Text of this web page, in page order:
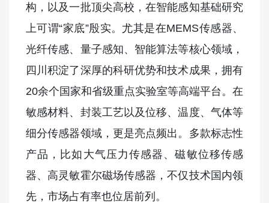
构，以及一批顶尖高校，在智能感知基础研究
上可谓“家底”殷实。尤其是在MEMS传感器、
光纤传感、量子感知、智能算法等核心领域，
四川积淀了深厚的科研优势和技术成果，拥有
20余个国家和省级重点实验室等高端平台。在
敏感材料、封装工艺以及位移、温度、气体等
细分传感器领域，更是亮点频出。多款标志性
产品，比如大气压力传感器、磁敏位移传感
器、高灵敏霍尔磁场传感器，不仅技术国内领
先，市场占有率也位居前列。